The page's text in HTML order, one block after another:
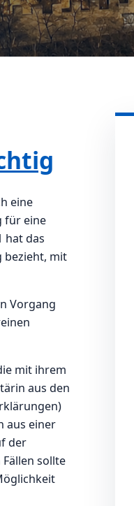
eine
für eine
hat das
bezieht, mit
Vorgang
mit ihrem
aus den
aus einer
der
sollte